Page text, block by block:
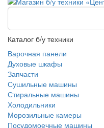
Каталог б/у техники
Варочная панели
Духовые шкафы
Запчасти
Сушильные машины
Стиральные машины
Холодильники
Морозильные камеры
Посудомоечные машины